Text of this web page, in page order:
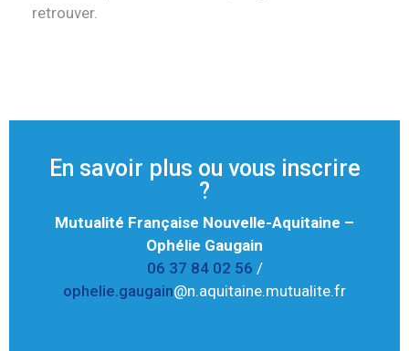
retrouver.
En savoir plus ou vous inscrire
?
Mutualité Française Nouvelle-Aquitaine –
Ophélie Gaugain
06 37 84 02 56 /
ophelie.gaugain@n.aquitaine.mutualite.fr